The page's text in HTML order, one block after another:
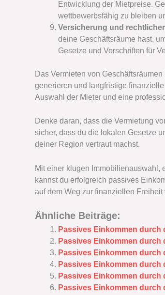
Entwicklung der Mietpreise.
wettbewerbsfähig zu bleiben
Versicherung und
deine Geschäftsräume hast,
Gesetze und Vorschriften für
Das Vermieten von
generieren und langfristige
Auswahl der Mieter und eine
Denke daran, dass die Vermietung
sicher, dass du die lokalen Gesetze
deiner Region vertraut machst.
Mit einer klugen Immobilienauswahl,
kannst du erfolgreich passives
auf dem Weg zur finanziellen
Ähnliche Beiträge:
Passives Einkommen durch
Passives Einkommen durch
Passives Einkommen durch
Passives Einkommen durch
Passives Einkommen durch
Passives Einkommen durch